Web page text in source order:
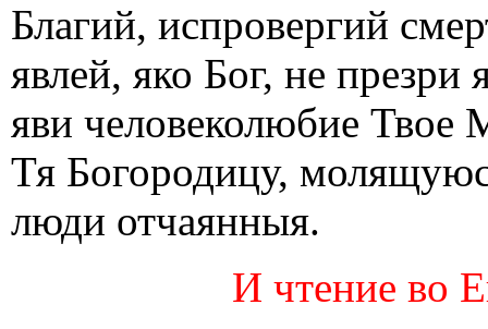
Благий, испровергий
явлей, яко Бог, не
яви человеколюбие
Тя Богородицу,
люди отчаянныя.
И чтение во